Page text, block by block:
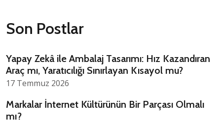
Son Postlar
Yapay Zekâ ile Ambalaj Tasarımı: Hız Kazandıran
Araç mı, Yaratıcılığı Sınırlayan Kısayol mu?
17 Temmuz 2026
Markalar İnternet Kültürünün Bir Parçası Olmalı
mı?